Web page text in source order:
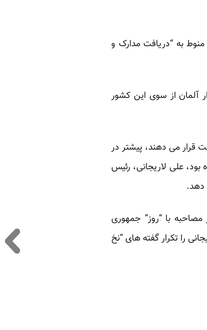
به “دریافت مدارک و
آلمان از سوی این کشور
قرار می دهند، پیشتر در
بود، علی لاریجانی، رئیس
دهد.
با “روز” جمهوری
را تکرار گفته های “نخ